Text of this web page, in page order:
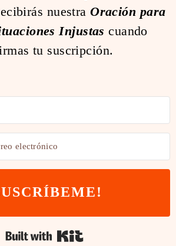
nuestraOración para
Injustas cuando
tu suscripción.
Built with Kit